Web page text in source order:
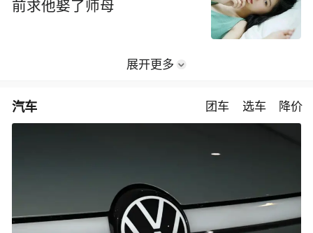
前求他娶了师母
展开更多
汽车 团车 选车 降价